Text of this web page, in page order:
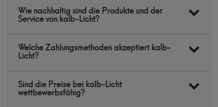
Wie nachhaltig sind die Produkte und der
Service von kalb-Licht?
Welche Zahlungsmethoden akzeptiert kalb-
Licht?
Sind die Preise bei kalb-Licht
wettbewerbsfähig?